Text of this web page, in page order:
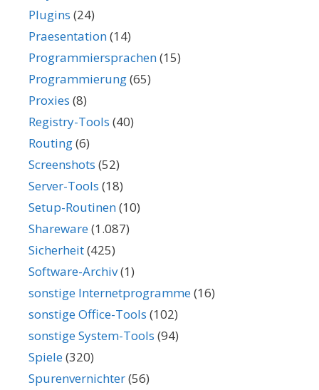
Plugins (24)
Praesentation(14)
Programmiersprachen(15)
Programmierung(65)
Proxies (8)
Registry-Tools (40)
Routing(6)
Screenshots (52)
Server-Tools (18)
Setup-Routinen(10)
Shareware(1.087)
Sicherheit(425)
Software-Archiv(1)
sonstige Internetprogramme(16)
sonstige Office-Tools (102)
sonstige System-Tools (94)
Spiele(320)
Spurenvernichter(56)